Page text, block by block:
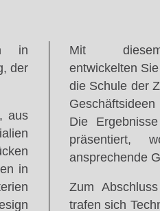
in
der
aus
in
Mit diesem
entwickelten
die Schule der
Die
präsentiert,
ansprechende
Zum
trafen sich